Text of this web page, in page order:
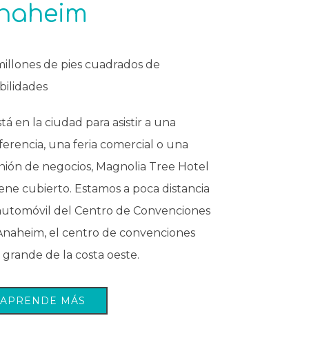
de pies cuadrados de
en la ciudad para asistir a una
una feria comercial o una
de negocios, Magnolia Tree Hotel
cubierto. Estamos a poca distancia
del Centro de Convenciones
el centro de convenciones
grande de la costa oeste.
APRENDE MÁS